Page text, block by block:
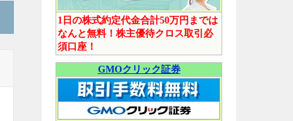
1日の株式約定代金合計50万円までは
なんと無料！株主優待クロス取引必
須口座！
GMOクリック証券